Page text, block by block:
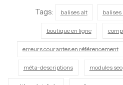
Tags: balises alt balises
boutique en ligne
erreurs courantes en référencement
méta-descriptions modules seo